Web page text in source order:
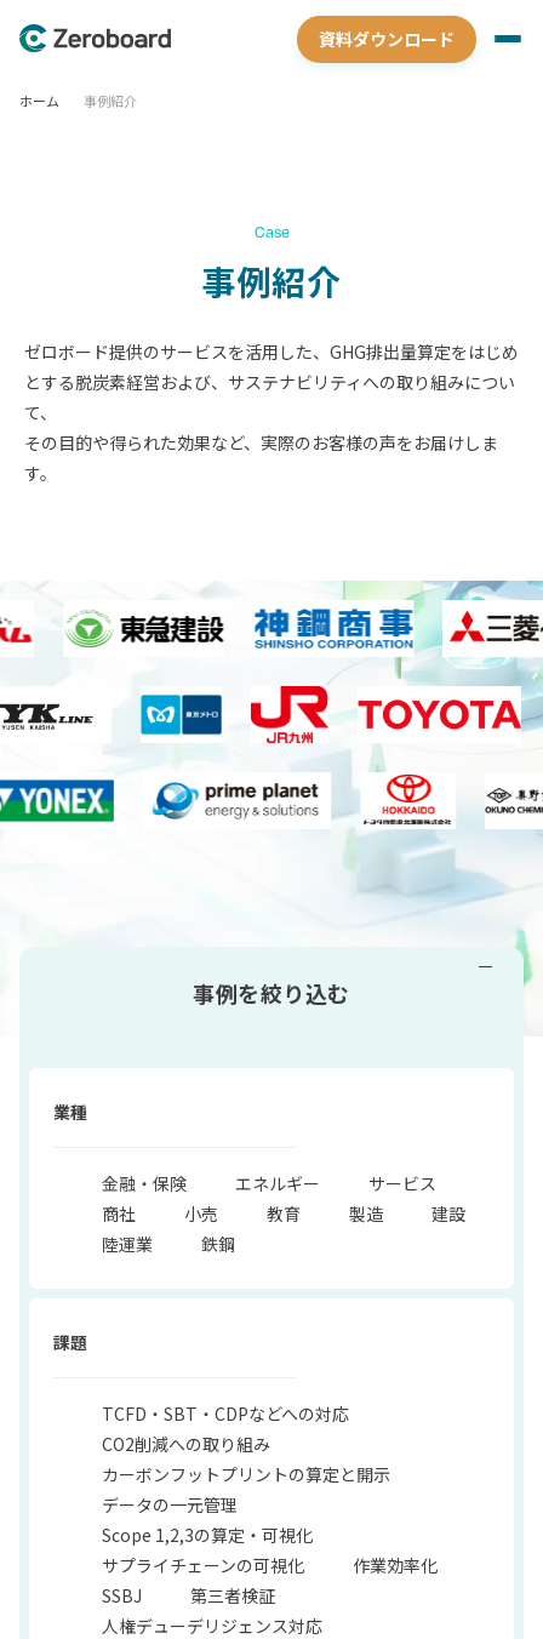
資料ダウンロード
ホーム 事例紹介
Case
事例紹介
ゼロボード提供のサービスを活用した、GHG排出量算定をはじめ
とする脱炭素経営および、サステナビリティへの取り組みについ
て、
その目的や得られた効果など、実際のお客様の声をお届けしま
す。
※全サービス対象（2026年4月末時点）
事例を絞り込む
業種
金融・保険 エネルギー
サービス
商社
小売 教育 製造
建設
陸運業
鉄鋼
課題
TCFD・SBT・CDPなどへの対応
CO2削減への取り組み
カーボンフットプリントの算定と開示
データの一元管理
Scope 1,2,3の算定・可視化
サプライチェーンの可視化
作業効率化
SSBJ
第三者検証
人権デューデリジェンス対応